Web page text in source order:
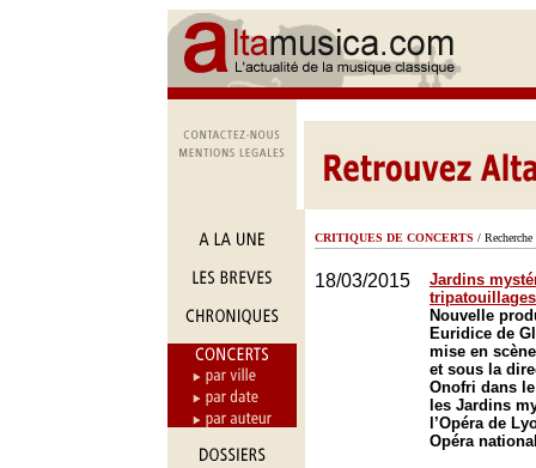
CRITIQUES DE CONCERTS / Recherche
18/03/2015
Jardins
tripatouillages
Nouvelle
Euridice de
mise en
et sous la
Onofri dans
les Jardins
l’Opéra de
Opéra